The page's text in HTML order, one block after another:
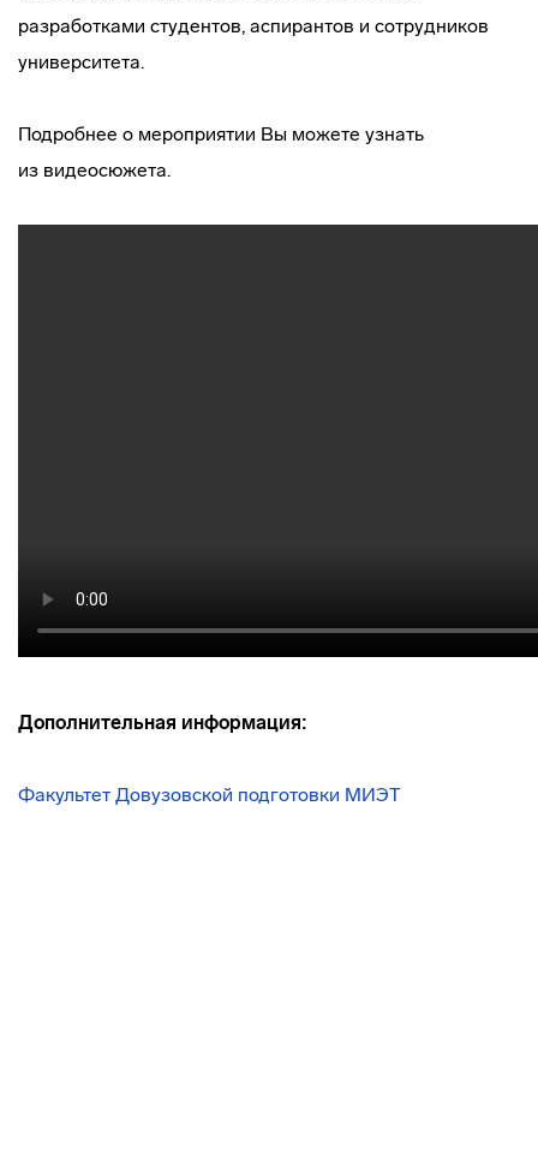
разработками студентов, аспирантов и сотрудников
университета.
Подробнее о мероприятии Вы можете узнать
из видеосюжета.
Дополнительная информация:
Факультет Довузовской подготовки МИЭТ